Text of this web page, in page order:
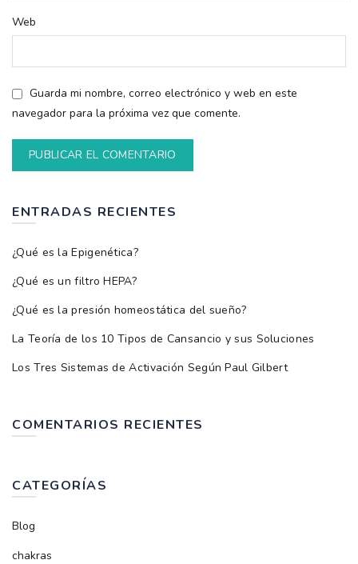
Web
Guarda mi nombre, correo electrónico y web en este
navegador para la próxima vez que comente.
ENTRADAS RECIENTES
¿Qué es la Epigenética?
¿Qué es un filtro HEPA?
¿Qué es la presión homeostática del sueño?
La Teoría de los 10 Tipos de Cansancio y sus Soluciones
Los Tres Sistemas de Activación Según Paul Gilbert
COMENTARIOS RECIENTES
CATEGORÍAS
Blog
chakras